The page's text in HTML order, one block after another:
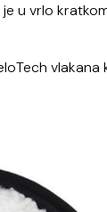
u vrlo